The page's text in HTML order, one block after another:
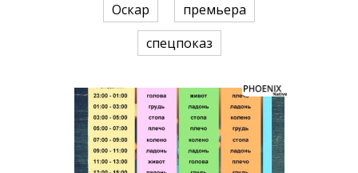
Оскар
премьера
спецпоказ